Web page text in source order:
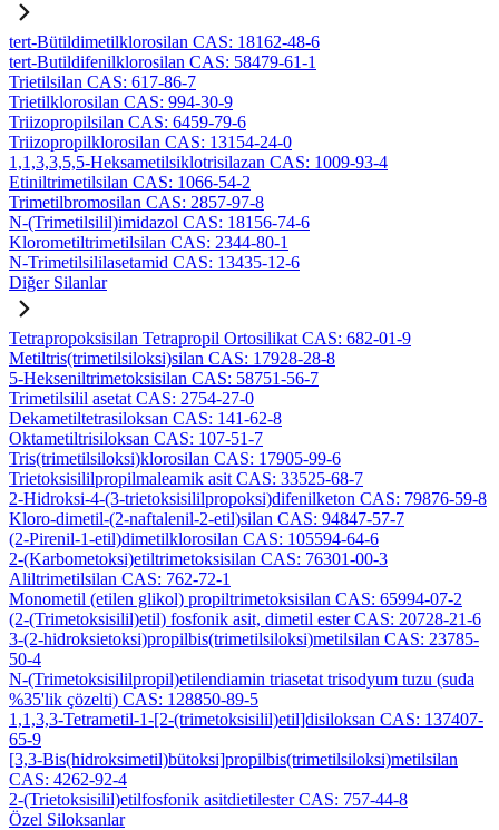
tert-Bütildimetilklorosilan CAS: 18162-48-6
tert-Butildifenilklorosilan CAS: 58479-61-1
Trietilsilan CAS: 617-86-7
Trietilklorosilan CAS: 994-30-9
Triizopropilsilan CAS: 6459-79-6
Triizopropilklorosilan CAS: 13154-24-0
1,1,3,3,5,5-Heksametilsiklotrisilazan CAS: 1009-93-4
Etiniltrimetilsilan CAS: 1066-54-2
Trimetilbromosilan CAS: 2857-97-8
N-(Trimetilsilil)imidazol CAS: 18156-74-6
Klorometiltrimetilsilan CAS: 2344-80-1
N-Trimetilsililasetamid CAS: 13435-12-6
Diğer Silanlar
Tetrapropoksisilan Tetrapropil Ortosilikat CAS: 682-01-9
Metiltris(trimetilsiloksi)silan CAS: 17928-28-8
5-Hekseniltrimetoksisilan CAS: 58751-56-7
Trimetilsilil asetat CAS: 2754-27-0
Dekametiltetrasiloksan CAS: 141-62-8
Oktametiltrisiloksan CAS: 107-51-7
Tris(trimetilsiloksi)klorosilan CAS: 17905-99-6
Trietoksisililpropilmaleamik asit CAS: 33525-68-7
2-Hidroksi-4-(3-trietoksisililpropoksi)difenilketon CAS: 79876-59-8
Kloro-dimetil-(2-naftalenil-2-etil)silan CAS: 94847-57-7
(2-Pirenil-1-etil)dimetilklorosilan CAS: 105594-64-6
2-(Karbometoksi)etiltrimetoksisilan CAS: 76301-00-3
Aliltrimetilsilan CAS: 762-72-1
Monometil (etilen glikol) propiltrimetoksisilan CAS: 65994-07-2
(2-(Trimetoksisilil)etil) fosfonik asit, dimetil ester CAS: 20728-21-6
3-(2-hidroksietoksi)propilbis(trimetilsiloksi)metilsilan CAS: 23785-
50-4
N-(Trimetoksisililpropil)etilendiamin triasetat trisodyum tuzu (suda
%35'lik çözelti) CAS: 128850-89-5
1,1,3,3-Tetrametil-1-[2-(trimetoksisilil)etil]disiloksan CAS: 137407-
65-9
[3,3-Bis(hidroksimetil)bütoksi]propilbis(trimetilsiloksi)metilsilan
CAS: 4262-92-4
2-(Trietoksisilil)etilfosfonik asitdietilester CAS: 757-44-8
Özel Siloksanlar